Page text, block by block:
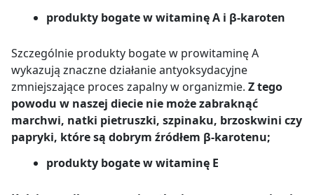
produkty bogate w witaminę A i β-karoten
Szczególnie produkty bogate w prowitaminę A
wykazują znaczne działanie antyoksydacyjne
zmniejszające proces zapalny w organizmie. Z tego
powodu w naszej diecie nie może zabraknąć
marchwi, natki pietruszki, szpinaku, brzoskwini czy
papryki, które są dobrym źródłem β-karotenu;
produkty bogate w witaminę E